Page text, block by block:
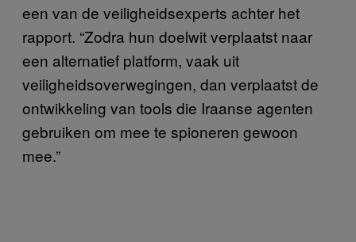
een van de veiligheidsexperts achter het
rapport. “Zodra hun doelwit verplaatst naar
een alternatief platform, vaak uit
veiligheidsoverwegingen, dan verplaatst de
ontwikkeling van tools die Iraanse agenten
gebruiken om mee te spioneren gewoon
mee.”